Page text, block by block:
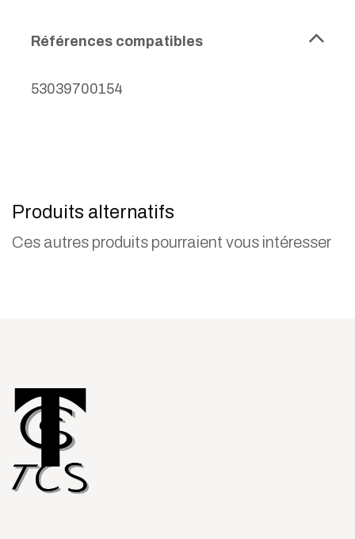
Références compatibles
53039700154
Produits alternatifs
Ces autres produits pourraient vous intéresser